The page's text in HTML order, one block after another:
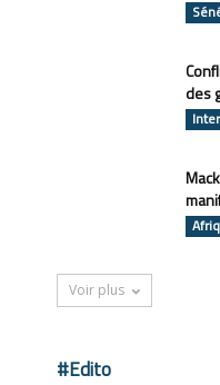
des
Voir plus
#Edito